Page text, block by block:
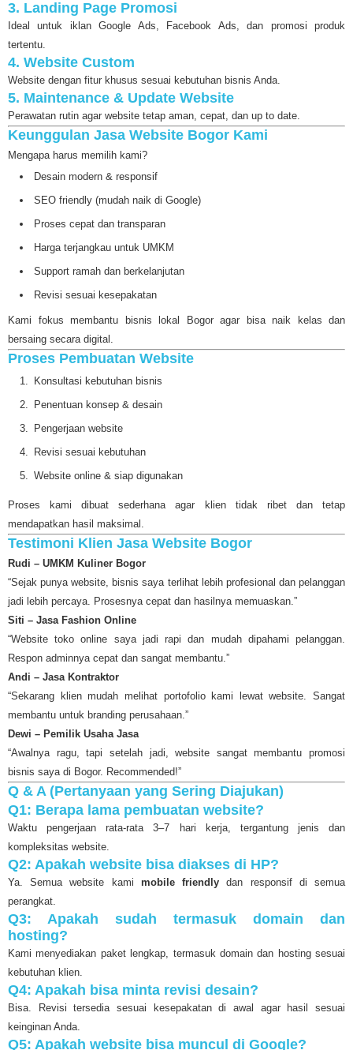
3. Landing Page Promosi
Ideal untuk iklan Google Ads, Facebook Ads, dan promosi produk
tertentu.
4. Website Custom
Website dengan fitur khusus sesuai kebutuhan bisnis Anda.
5. Maintenance & Update Website
Perawatan rutin agar website tetap aman, cepat, dan up to date.
Keunggulan Jasa Website Bogor Kami
Mengapa harus memilih kami?
Desain modern & responsif
SEO friendly (mudah naik di Google)
Proses cepat dan transparan
Harga terjangkau untuk UMKM
Support ramah dan berkelanjutan
Revisi sesuai kesepakatan
Kami fokus membantu bisnis lokal Bogor agar bisa naik kelas dan
bersaing secara digital.
Proses Pembuatan Website
Konsultasi kebutuhan bisnis
Penentuan konsep & desain
Pengerjaan website
Revisi sesuai kebutuhan
Website online & siap digunakan
Proses kami dibuat sederhana agar klien tidak ribet dan tetap
mendapatkan hasil maksimal.
Testimoni Klien Jasa Website Bogor
Rudi – UMKM Kuliner Bogor
“Sejak punya website, bisnis saya terlihat lebih profesional dan pelanggan
jadi lebih percaya. Prosesnya cepat dan hasilnya memuaskan.”
Siti – Jasa Fashion Online
“Website toko online saya jadi rapi dan mudah dipahami pelanggan.
Respon adminnya cepat dan sangat membantu.”
Andi – Jasa Kontraktor
“Sekarang klien mudah melihat portofolio kami lewat website. Sangat
membantu untuk branding perusahaan.”
Dewi – Pemilik Usaha Jasa
“Awalnya ragu, tapi setelah jadi, website sangat membantu promosi
bisnis saya di Bogor. Recommended!”
Q & A (Pertanyaan yang Sering Diajukan)
Q1: Berapa lama pembuatan website?
Waktu pengerjaan rata-rata 3–7 hari kerja, tergantung jenis dan
kompleksitas website.
Q2: Apakah website bisa diakses di HP?
Ya. Semua website kami mobile friendly dan responsif di semua
perangkat.
Q3: Apakah sudah termasuk domain dan
hosting?
Kami menyediakan paket lengkap, termasuk domain dan hosting sesuai
kebutuhan klien.
Q4: Apakah bisa minta revisi desain?
Bisa. Revisi tersedia sesuai kesepakatan di awal agar hasil sesuai
keinginan Anda.
Q5: Apakah website bisa muncul di Google?